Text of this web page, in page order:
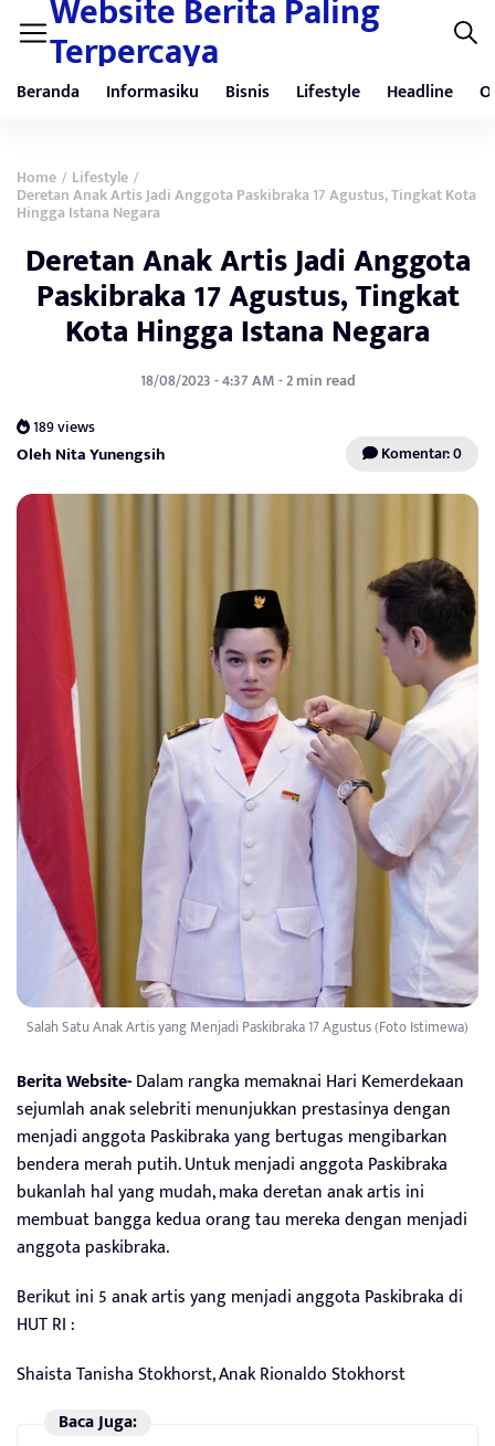
Website Berita Paling
Terpercaya
Beranda Informasiku Bisnis Lifestyle Headline
Home / Lifestyle /
Deretan Anak Artis Jadi Anggota Paskibraka 17 Agustus, Tingkat Kota
Hingga Istana Negara
Deretan Anak Artis Jadi Anggota
Paskibraka 17 Agustus, Tingkat
Kota Hingga Istana Negara
18/08/2023 - 4:37 AM - 2 min read
189 views
Oleh Nita Yunengsih Komentar: 0
Salah Satu Anak Artis yang Menjadi Paskibraka 17 Agustus (Foto Istimewa)
Berita Website-Dalam rangka memaknai Hari Kemerdekaan
sejumlah anak selebriti menunjukkan prestasinya dengan
menjadi anggota Paskibraka yang bertugas mengibarkan
bendera merah putih. Untuk menjadi anggota Paskibraka
bukanlah hal yang mudah, maka deretan anak artis ini
membuat bangga kedua orang tau mereka dengan menjadi
anggota paskibraka.
Berikut ini 5 anak artis yang menjadi anggota Paskibraka di
HUT RI :
Shaista Tanisha Stokhorst, Anak Rionaldo Stokhorst
Baca Juga: